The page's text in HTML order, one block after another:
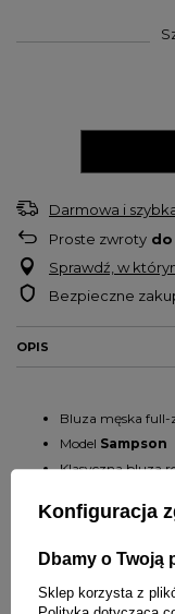
Darmowa i
Proste zwroty do
Sprawdź, w
Bezpieczne
OPIS
Bluza męska
Model Sampson
Klasyczna bluza
Wysokiej jakości
Wysoki kołnierz
Materiał nie
Konfiguracja
Dbamy o Twoją
Sklep korzysta z